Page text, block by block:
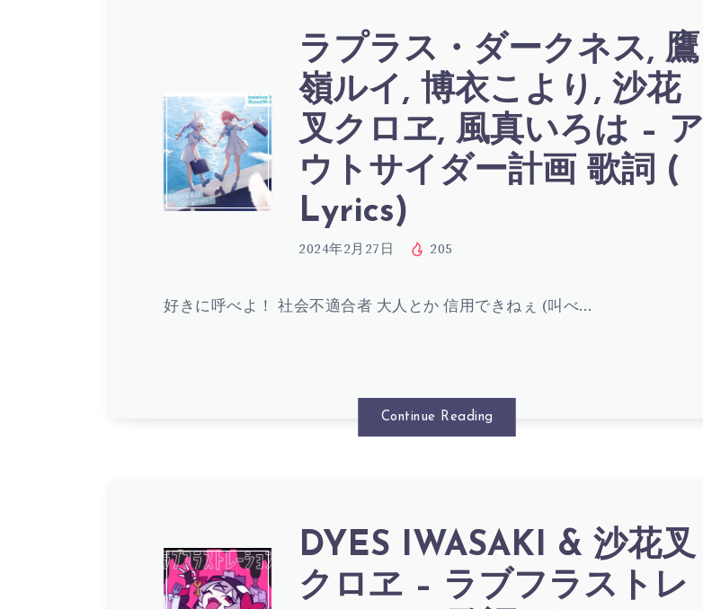
色
歌
(
LYRICS)
–
モ
ー
詞
ラ
プ
ラ
ク
ラプラス・ダークネス, 鷹
嶺ルイ, 博衣こより, 沙花
叉クロヱ, 風真いろは – ア
ウトサイダー計画 歌詞 (
Lyrics)
2024年2月27日 205
好きに呼べよ！ 社会不適合者 大人とか 信用できねぇ (叫べ…
Continue Reading
DYES
DYES IWASAKI & 沙花叉
クロヱ – ラブフラストレ